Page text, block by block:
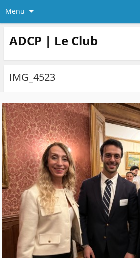
Menu
ADCP | Le Club
IMG_4523